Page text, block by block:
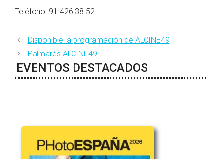
Teléfono: 91 426 38 52
Disponible la programación de ALCINE49
Palmarés ALCINE49
EVENTOS DESTACADOS